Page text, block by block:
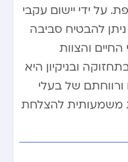
על ידי יישום עקבי
להבטיח סביבה
והצוות
ובניקיון היא
של בעלי
משמעותית להצלחת